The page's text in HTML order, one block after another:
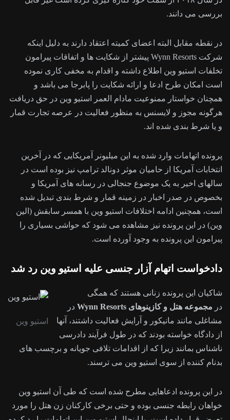
بررسی می دانند.
در نقطه مقابل البته اعضای کمیته اعتقاد دارند به دلیل اینکه
شرکت Wynn Resorts پیشتر از شکایت ها و اتفاقات پیرامون
تخلفات استیو وین اطلاع داشته و اقدام به مخفی کاری نموده
است امکان طرح ادعا و ارائه شکایت را پابرجا می باشد و
همچنان خواستار ممنوعیت مادام العمر استیو وین در حق دریافت
هرگونه مجوز و لایسنس به منظور فعالیت در عرصه تجارت قمار
و یا شرط بندی شده اند.
پرونده اتهامات وارد شده به این میلیونر آمریکایی که در آخرین
انتخابات آمریکا از حامیان موثر دونالد ترامپ نیز بوده است در
سالهای اخیر به یک موضوع جنجالی در رسانه های آمریکا و
بخصوص در صدر اخبار در زمینه قمار و شرط بندی تبدیل شده
است، همچنین ادامه اختلافات استیو وین با همسر سابقش (الین
وین) در این پرونده نیز مشاهده می شود که حواشی بسیاری را
پیرامون این پرونده به وجود آورده است.
دادخواست اتهام آزار جنسی علیه استیو وین رد شد
استیو وین
شاکیان این پرونده زنانی هستند که همگی
در مجموعه هتل و کازینوهای Wynn Resorts
در
مشاغلی مانند مانیکور و آرایش فعالیت داشتند، آنها
از دادگاه خواسته بودند که در طول فرآیند دادرسی
ناشناس بمانند زیرا که از اقدامات تلافی جویانه و برچسب های
بدنام کننده از سوی استیو وین می ترسند.
در این پرونده ادعاهایی مطرح شده است که طی آن استیو وین
خواهان رابطه جنسی بوده و حتی برخی کارکنان زن هتل را مورد